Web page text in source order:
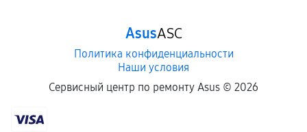
AsusASC
Политика конфиденциальности
Наши условия
Сервисный центр по ремонту Asus © 2026